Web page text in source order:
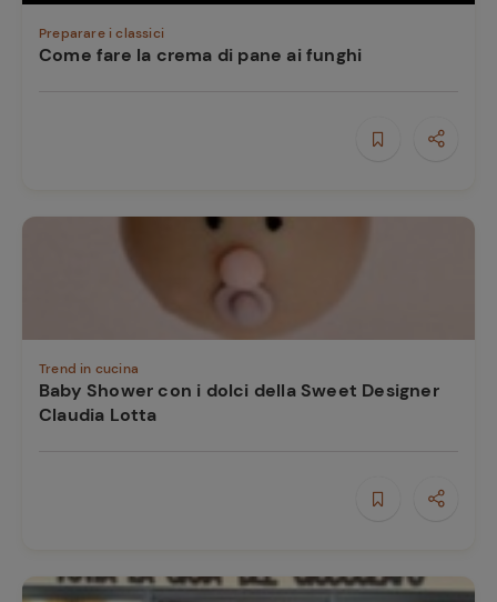
Preparare i classici
Come fare la crema di pane ai funghi
Trend in cucina
Baby Shower con i dolci della Sweet Designer
Claudia Lotta